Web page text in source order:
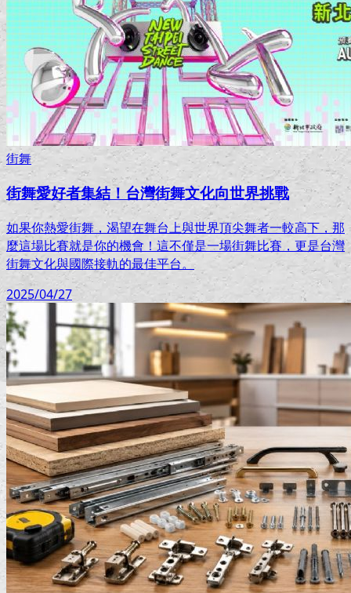
街舞
街舞愛好者集結！台灣街舞文化向世界挑戰
如果你熱愛街舞，渴望在舞台上與世界頂尖舞者一較高下，那
麼這場比賽就是你的機會！這不僅是一場街舞比賽，更是台灣
街舞文化與國際接軌的最佳平台。
2025/04/27